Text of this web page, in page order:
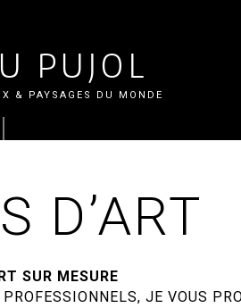
PUJOL
& PAYSAGES DU MONDE
D’ART
SUR MESURE
JE VOUS